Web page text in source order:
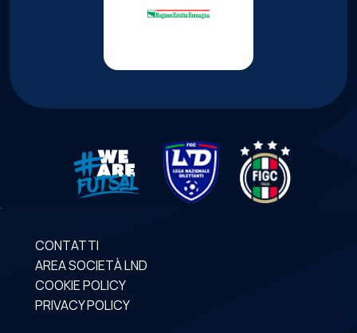
CONTATTI
AREA SOCIETÀ LND
COOKIE POLICY
PRIVACY POLICY